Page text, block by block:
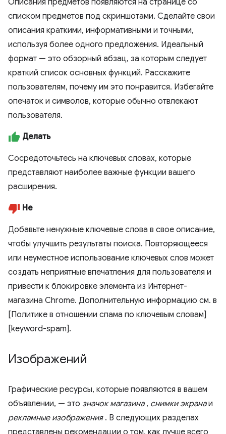
списком предметов под скриншотами. Сделайте свои
описания краткими, информативными и точными,
используя более одного предложения. Идеальный
формат — это обзорный абзац, за которым следует
краткий список основных функций. Расскажите
пользователям, почему им это понравится. Избегайте
опечаток и символов, которые обычно отвлекают
пользователя.
Делать
Сосредоточьтесь на ключевых словах, которые
представляют наиболее важные функции вашего
расширения.
Не
Добавьте ненужные ключевые слова в свое описание,
чтобы улучшить результаты поиска. Повторяющееся
или неуместное использование ключевых слов может
создать неприятные впечатления для пользователя и
привести к блокировке элемента из Интернет-
магазина Chrome. Дополнительную информацию см. в
[Политике в отношении спама по ключевым словам]
[keyword-spam].
Изображений
Графические ресурсы, которые появляются в вашем
объявлении, — это значок магазина, снимки экранаи
рекламные изображения. В следующих разделах
представлены рекомендации о том, как лучше всего